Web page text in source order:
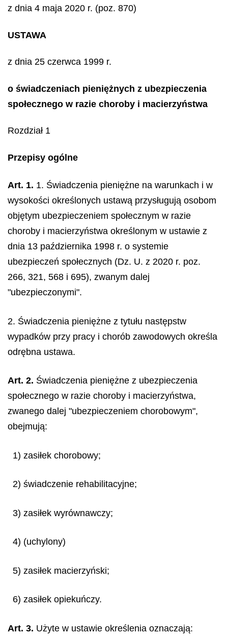
z dnia 4 maja 2020 r. (poz. 870)
USTAWA
z dnia 25 czerwca 1999 r.
o świadczeniach pieniężnych z ubezpieczenia
społecznego w razie choroby i macierzyństwa
Rozdział 1
Przepisy ogólne
Art. 1. 1. Świadczenia pieniężne na warunkach i w
wysokości określonych ustawą przysługują osobom
objętym ubezpieczeniem społecznym w razie
choroby i macierzyństwa określonym w ustawie z
dnia 13 października 1998 r. o systemie
ubezpieczeń społecznych (Dz. U. z 2020 r. poz.
266, 321, 568 i 695), zwanym dalej
"ubezpieczonymi".
2. Świadczenia pieniężne z tytułu następstw
wypadków przy pracy i chorób zawodowych określa
odrębna ustawa.
Art. 2. Świadczenia pieniężne z ubezpieczenia
społecznego w razie choroby i macierzyństwa,
zwanego dalej "ubezpieczeniem chorobowym",
obejmują:
1) zasiłek chorobowy;
2) świadczenie rehabilitacyjne;
3) zasiłek wyrównawczy;
4) (uchylony)
5) zasiłek macierzyński;
6) zasiłek opiekuńczy.
Art. 3. Użyte w ustawie określenia oznaczają: